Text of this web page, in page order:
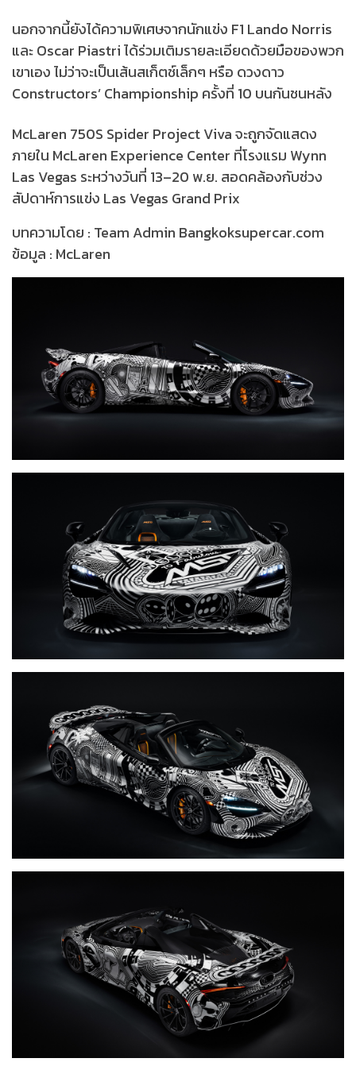
นอกจากนี้ยังได้ความพิเศษจากนักแข่ง F1 Lando Norris
และ Oscar Piastri ได้ร่วมเติมรายละเอียดด้วยมือของพวก
เขาเอง ไม่ว่าจะเป็นเส้นสเก็ตช์เล็กๆ หรือ ดวงดาว
Constructors’ Championship ครั้งที่ 10 บนกันชนหลัง
McLaren 750S Spider Project Viva จะถูกจัดแสดง
ภายใน McLaren Experience Center ที่โรงแรม Wynn
Las Vegas ระหว่างวันที่ 13–20 พ.ย. สอดคล้องกับช่วง
สัปดาห์การแข่ง Las Vegas Grand Prix
บทความโดย : Team Admin Bangkoksupercar.com
ข้อมูล : McLaren